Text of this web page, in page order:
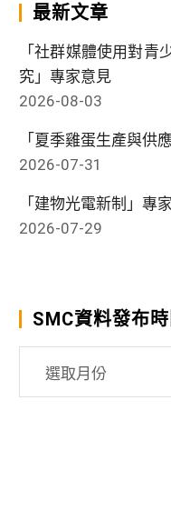
最新文章
「社群媒體使用對青
究」專家意見
2026-08-03
「夏季雞蛋生產與供
2026-07-31
「建物光電新制」專
2026-07-29
SMC資料發布